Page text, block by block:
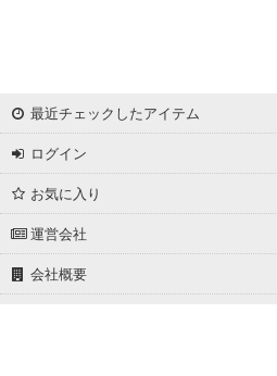
最近チェックしたアイテム
ログイン
お気に入り
運営会社
会社概要